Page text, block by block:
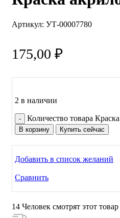
Артикул: УТ-00007780
175,00 ₽
2 в наличии
Количество товара
В корзину Купить сейчас
Добавить в список желаний
Сравнить
14 Человек смотрят этот